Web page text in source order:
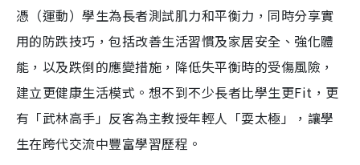
憑（運動）學生為長者測試肌力和平衡力，同時分享實
用的防跌技巧，包括改善生活習慣及家居安全、強化體
能，以及跌倒的應變措施，降低失平衡時的受傷風險，
建立更健康生活模式。想不到不少長者比學生更Fit，更
有「武林高手」反客為主教授年輕人「耍太極」，讓學
生在跨代交流中豐富學習歷程。